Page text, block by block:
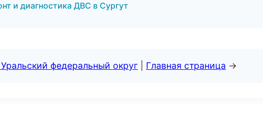
и диагностика ДВС в Сургут
федеральный округ Главная страница →